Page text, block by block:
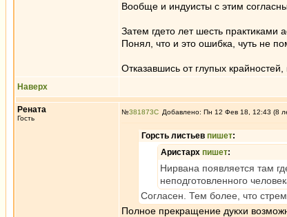
Вообще и индуисты с этим
Затем гдето лет шесть практиками
Понял, что и это ошибка, чуть не
Отказавшись от глупых
Наверх
Рената
Гость
№381873 Добавлено: Пн 12 Фев 18, 12:43 (8
Горсть листьев пишет:
Аристарх пишет:
Нирвана появляется там
неподготовленного
Согласен. Тем более, что
Полное прекращение дукхи